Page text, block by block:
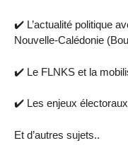
✔️ L’actualité politique
Nouvelle-Calédonie
✔️ Le FLNKS et la
✔️ Les enjeux
Et d’autres sujets..